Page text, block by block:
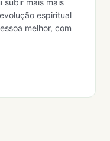
subir mais mais
espiritual
melhor, com